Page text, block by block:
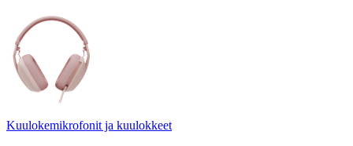
Kuulokemikrofonit ja kuulokkeet